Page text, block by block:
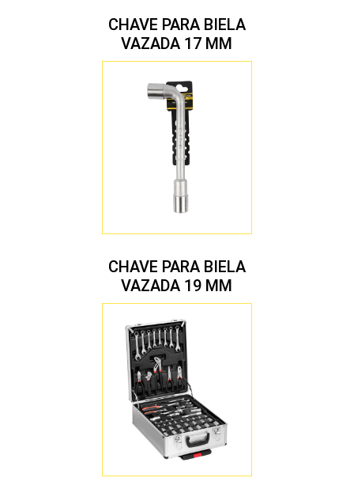
CHAVE PARA BIELA
VAZADA 17 MM
CHAVE PARA BIELA
VAZADA 19 MM